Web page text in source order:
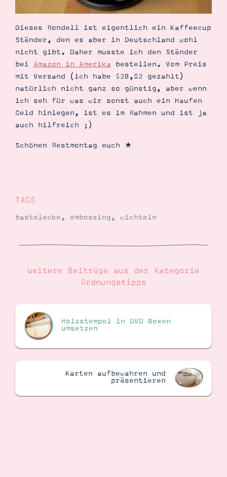
Dieses Rondell ist eigentlich ein Kaffeecup
Ständer, den es aber in Deutschland wohl
nicht gibt. Daher musste ich den Ständer
bei Amazon in Amerika bestellen. Vom Preis
mit Versand (ich habe $28,52 gezahlt)
natürlich nicht ganz so günstig, aber wenn
ich seh für was wir sonst auch ein Haufen
Geld hinlegen, ist es im Rahmen und ist ja
auch hilfreich ;)
Schönen Restmontag euch ★
TAGS
bastelecke, embossing, wichteln
Weitere Beiträge aus der Kategorie
Ordnungstipps
Holzstempel in DVD Boxen
umsetzen
Karten aufbewahren und
präsentieren